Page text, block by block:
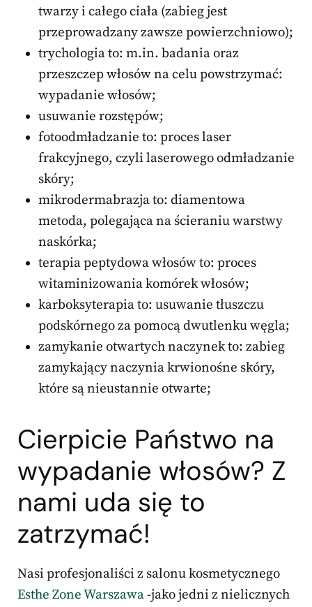
twarzy i całego ciała (zabieg jest
przeprowadzany zawsze powierzchniowo);
trychologia to: m.in. badania oraz
przeszczep włosów na celu powstrzymać:
wypadanie włosów;
usuwanie rozstępów;
fotoodmładzanie to: proces laser
frakcyjnego, czyli laserowego odmładzanie
skóry;
mikrodermabrazja to: diamentowa
metoda, polegająca na ścieraniu warstwy
naskórka;
terapia peptydowa włosów to: proces
witaminizowania komórek włosów;
karboksyterapia to: usuwanie tłuszczu
podskórnego za pomocą dwutlenku węgla;
zamykanie otwartych naczynek to: zabieg
zamykający naczynia krwionośne skóry,
które są nieustannie otwarte;
Cierpicie Państwo na
wypadanie włosów? Z
nami uda się to
zatrzymać!
Nasi profesjonaliści z salonu kosmetycznego
Esthe Zone Warszawa-jako jedni z nielicznych